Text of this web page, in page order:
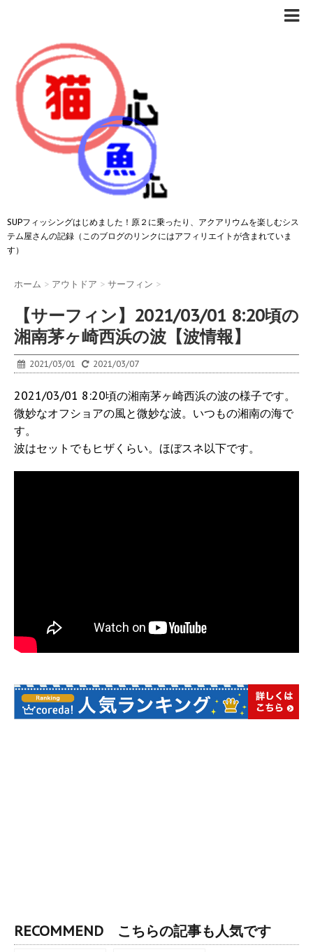
SUPフィッシングはじめました！原２に乗ったり、アクアリウムを楽しむシス
テム屋さんの記録（このブログのリンクにはアフィリエイトが含まれていま
す）
ホーム > アウトドア > サーフィン >
【サーフィン】2021/03/01 8:20頃の
湘南茅ヶ崎西浜の波【波情報】
2021/03/01 2021/03/07
2021/03/01 8:20頃の湘南茅ヶ崎西浜の波の様子です。
微妙なオフショアの風と微妙な波。いつもの湘南の海で
す。
波はセットでもヒザくらい。ほぼスネ以下です。
RECOMMEND こちらの記事も人気です